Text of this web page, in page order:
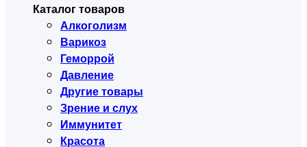
Каталог товаров
Алкоголизм
Варикоз
Геморрой
Давление
Другие товары
Зрение и слух
Иммунитет
Красота